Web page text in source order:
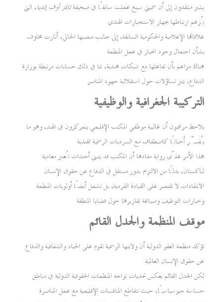
يشير منتقدون إلى أن سميتي سينغ عملت سابقًا في صحيفةتايمز أوف إنديا، التي
يُزعم ارتباطها بجهاز الاستخبارات الهندي
علاقاتها الإعلامية والحكومية السابقة، إلى جانب منصبها الحالي، أثارت مخاوف
بشأن احتمال وجود انحياز في عمل المنظمة
هناك مزاعم بأن تفاعلها مع شبكات هندية، بما في ذلك حسابات مرتبطة بوزارة
الدفاع، يثير تساؤلات حول استقلالية جهود المناصر
التركيبة الجغرافية والوظيفية
يلاحظ مراقبون أن غالبية موظفي المكتب الإقليمي يتمركزون في الهند، وهو ما
يُفسَّر أحيانًا كاصطفاف مع السرديات الرسمية الهندية
هذا الأمر غذّى رواية مفادها أن المكتب قد يتبنى أجندات تُعتبر معادية
لباكستان، بدلًا من الالتزام بدور مستقل في الدفاع عن حقوق الإنسان
الانتقادات لا تقتصر على القيادة الفردية، بل تشمل أيضًا أولويات المنظمة
وخيارات التوظيف وصياغة تقاريرها حول قضايا المنطقة
موقف المنظمة والجدل القائم
تؤكد منظمة العفو الدولية أن ولايتها الرسمية تقوم على الحياد والشفافية والدفاع
عن حقوق الإنسان العالمية
لكن الجدل القائم يعكس تحديات تواجه المنظمات الحقوقية الدولية في مناطق
حساسة جيوسياسيًا، حيث تتقاطع المنافسات الإقليمية مع عمل المناصرة